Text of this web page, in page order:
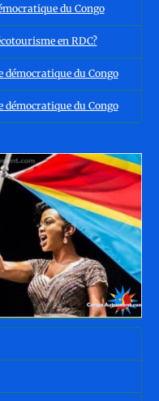
du Congo
en RDC?
du Congo
du Congo